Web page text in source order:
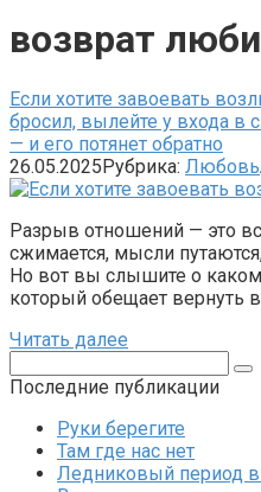
возврат
Если хотите завоевать
бросил, вылейте у входа в
— и его потянет обратно
26.05.2025Рубрика: Любовь
Разрыв отношений — это
сжимается, мысли
Но вот вы слышите о
который обещает вернуть
Читать далее
Последние публикации
Руки берегите
Там где нас нет
Ледниковый период